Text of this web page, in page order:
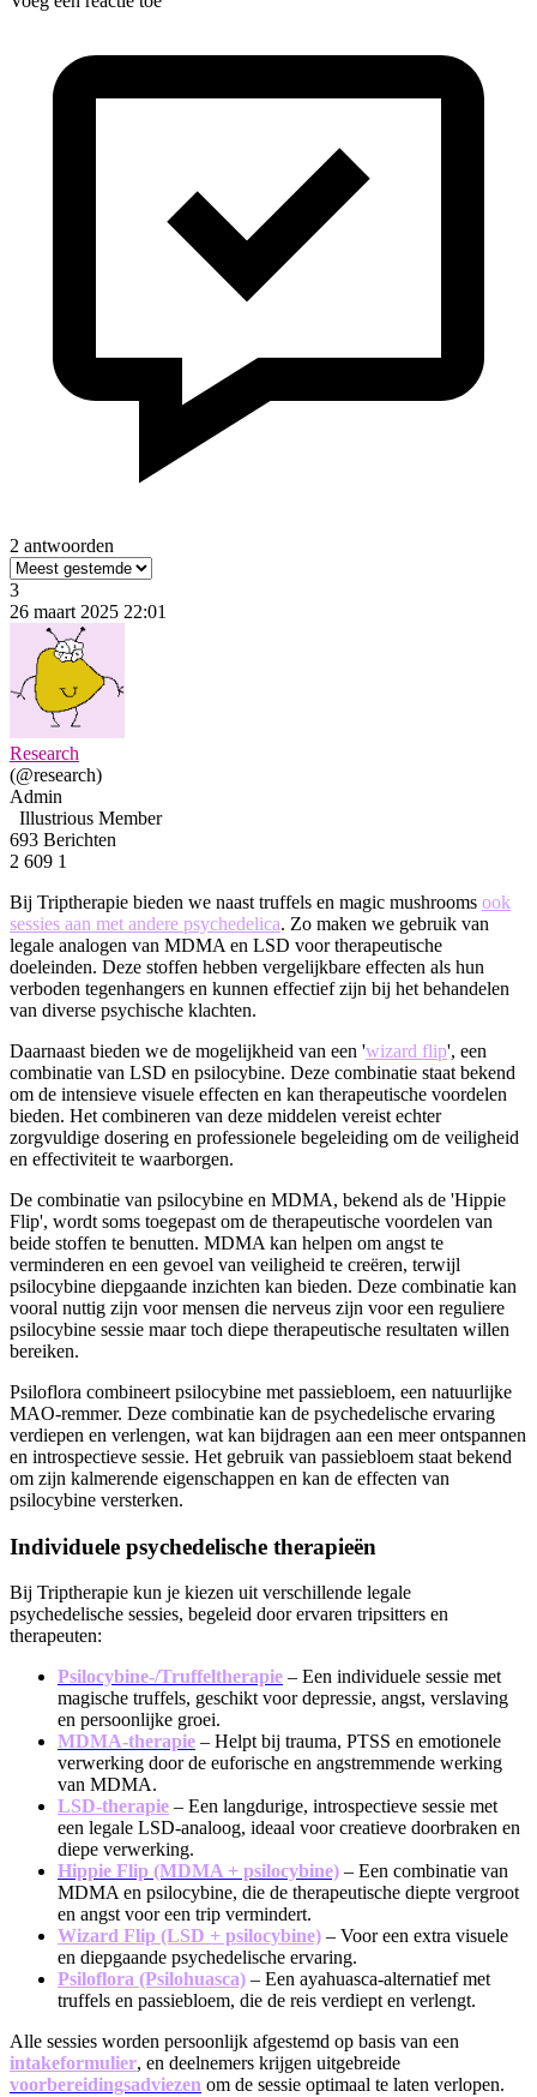
2 antwoorden
3
26 maart 2025 22:01
Research
(@research)
Admin
Illustrious Member
693 Berichten
2 609 1
Bij Triptherapie bieden we naast truffels en magic mushrooms ook
sessies aan met andere psychedelica. Zo maken we gebruik van
legale analogen van MDMA en LSD voor therapeutische
doeleinden. Deze stoffen hebben vergelijkbare effecten als hun
verboden tegenhangers en kunnen effectief zijn bij het behandelen
van diverse psychische klachten.
Daarnaast bieden we de mogelijkheid van een 'wizard flip', een
combinatie van LSD en psilocybine. Deze combinatie staat bekend
om de intensieve visuele effecten en kan therapeutische voordelen
bieden. Het combineren van deze middelen vereist echter
zorgvuldige dosering en professionele begeleiding om de veiligheid
en effectiviteit te waarborgen.
De combinatie van psilocybine en MDMA, bekend als de 'Hippie
Flip', wordt soms toegepast om de therapeutische voordelen van
beide stoffen te benutten. MDMA kan helpen om angst te
verminderen en een gevoel van veiligheid te creëren, terwijl
psilocybine diepgaande inzichten kan bieden. Deze combinatie kan
vooral nuttig zijn voor mensen die nerveus zijn voor een reguliere
psilocybine sessie maar toch diepe therapeutische resultaten willen
bereiken.
Psiloflora combineert psilocybine met passiebloem, een natuurlijke
MAO-remmer. Deze combinatie kan de psychedelische ervaring
verdiepen en verlengen, wat kan bijdragen aan een meer ontspannen
en introspectieve sessie. Het gebruik van passiebloem staat bekend
om zijn kalmerende eigenschappen en kan de effecten van
psilocybine versterken.
Individuele psychedelische therapieën
Bij Triptherapie kun je kiezen uit verschillende legale
psychedelische sessies, begeleid door ervaren tripsitters en
therapeuten:
Psilocybine-/Truffeltherapie – Een individuele sessie met
magische truffels, geschikt voor depressie, angst, verslaving
en persoonlijke groei.
MDMA-therapie – Helpt bij trauma, PTSS en emotionele
verwerking door de euforische en angstremmende werking
van MDMA.
LSD-therapie – Een langdurige, introspectieve sessie met
een legale LSD-analoog, ideaal voor creatieve doorbraken en
diepe verwerking.
Hippie Flip (MDMA + psilocybine) – Een combinatie van
MDMA en psilocybine, die de therapeutische diepte vergroot
en angst voor een trip vermindert.
Wizard Flip (LSD + psilocybine) – Voor een extra visuele
en diepgaande psychedelische ervaring.
Psiloflora (Psilohuasca) – Een ayahuasca-alternatief met
truffels en passiebloem, die de reis verdiept en verlengt.
Alle sessies worden persoonlijk afgestemd op basis van een
intakeformulier, en deelnemers krijgen uitgebreide
voorbereidingsadviezen om de sessie optimaal te laten verlopen.